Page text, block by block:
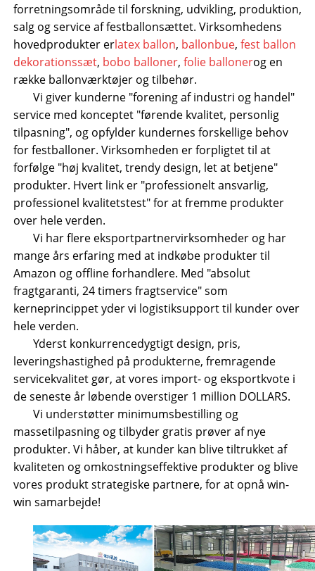
forretningsområde til forskning, udvikling, produktion,
salg og service af festballonsættet. Virksomhedens
hovedprodukter erlatex ballon, ballonbue, fest ballon
dekorationssæt, bobo balloner, folie ballonerog en
række ballonværktøjer og tilbehør.
Vi giver kunderne "forening af industri og handel"
service med konceptet "førende kvalitet, personlig
tilpasning", og opfylder kundernes forskellige behov
for festballoner. Virksomheden er forpligtet til at
forfølge "høj kvalitet, trendy design, let at betjene"
produkter. Hvert link er "professionelt ansvarlig,
professionel kvalitetstest" for at fremme produkter
over hele verden.
Vi har flere eksportpartnervirksomheder og har
mange års erfaring med at indkøbe produkter til
Amazon og offline forhandlere. Med "absolut
fragtgaranti, 24 timers fragtservice" som
kerneprincippet yder vi logistiksupport til kunder over
hele verden.
Yderst konkurrencedygtigt design, pris,
leveringshastighed på produkterne, fremragende
servicekvalitet gør, at vores import- og eksportkvote i
de seneste år løbende overstiger 1 million DOLLARS.
Vi understøtter minimumsbestilling og
massetilpasning og tilbyder gratis prøver af nye
produkter. Vi håber, at kunder kan blive tiltrukket af
kvaliteten og omkostningseffektive produkter og blive
vores produkt strategiske partnere, for at opnå win-
win samarbejde!